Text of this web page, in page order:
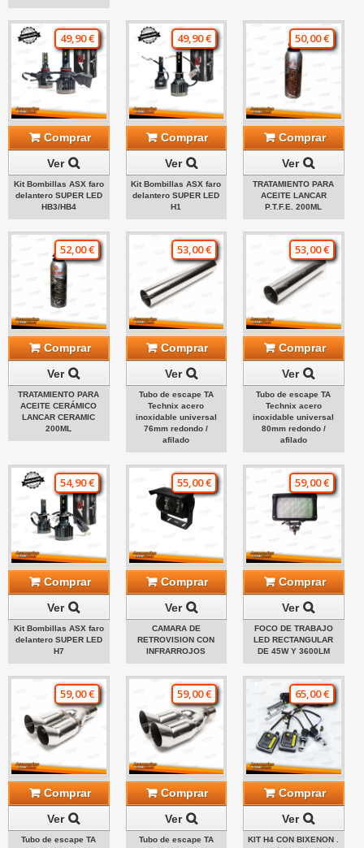
49,90 €
Comprar
Ver
Kit Bombillas ASX faro
delantero SUPER LED
HB3/HB4
49,90 €
Comprar
Ver
Kit Bombillas ASX faro
delantero SUPER LED
H1
50,00 €
Comprar
Ver
TRATAMIENTO PARA
ACEITE LANCAR
P.T.F.E. 200ML
52,00 €
Comprar
Ver
TRATAMIENTO PARA
ACEITE CERÁMICO
LANCAR CERAMIC
200ML
53,00 €
Comprar
Ver
Tubo de escape TA
Technix acero
inoxidable universal
76mm redondo /
afilado
53,00 €
Comprar
Ver
Tubo de escape TA
Technix acero
inoxidable universal
80mm redondo /
afilado
54,90 €
Comprar
Ver
Kit Bombillas ASX faro
delantero SUPER LED
H7
55,00 €
Comprar
Ver
CAMARA DE
RETROVISION CON
INFRARROJOS
59,00 €
Comprar
Ver
FOCO DE TRABAJO
LED RECTANGULAR
DE 45W Y 3600LM
59,00 €
Comprar
Ver
Tubo de escape TA
59,00 €
Comprar
Ver
Tubo de escape TA
65,00 €
Comprar
Ver
KIT H4 CON BIXENON .